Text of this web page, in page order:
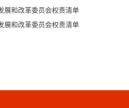
展和改革委员会权责清单
展和改革委员会权责清单